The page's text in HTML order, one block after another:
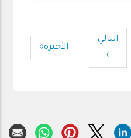
الصفحة
التالية
التالي
›
Last
الأخيرة»